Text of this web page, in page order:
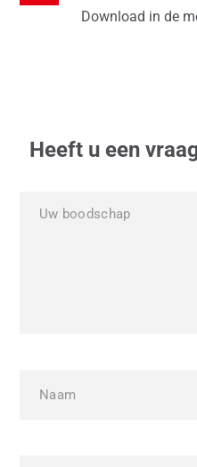
Download in de
Heeft u een